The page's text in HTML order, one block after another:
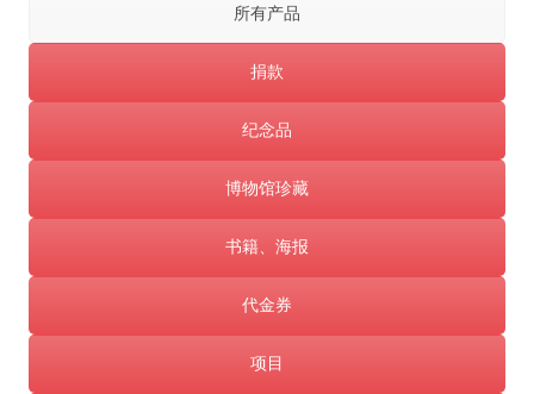
所有产品
捐款
纪念品
博物馆珍藏
书籍、海报
代金券
项目